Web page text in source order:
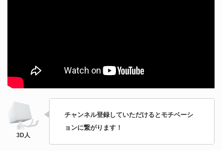
チャンネル登録していただけるとモチベーシ
ョンに繋がります！